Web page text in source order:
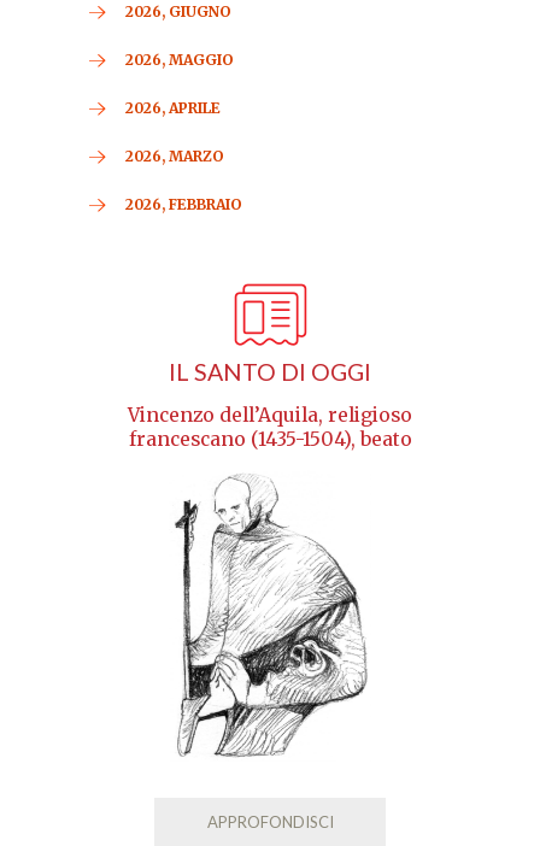
2026, GIUGNO
2026, MAGGIO
2026, APRILE
2026, MARZO
2026, FEBBRAIO
IL SANTO DI OGGI
Vincenzo dell’Aquila, religioso
francescano (1435-1504), beato
APPROFONDISCI